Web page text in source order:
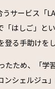
サービス「
はしご」と
る手助けをし
ため、「学
シェルジュ